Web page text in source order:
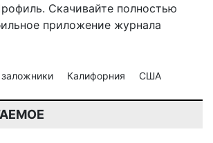
. Скачивайте полностью
приложение журнала
заложники Калифорния США